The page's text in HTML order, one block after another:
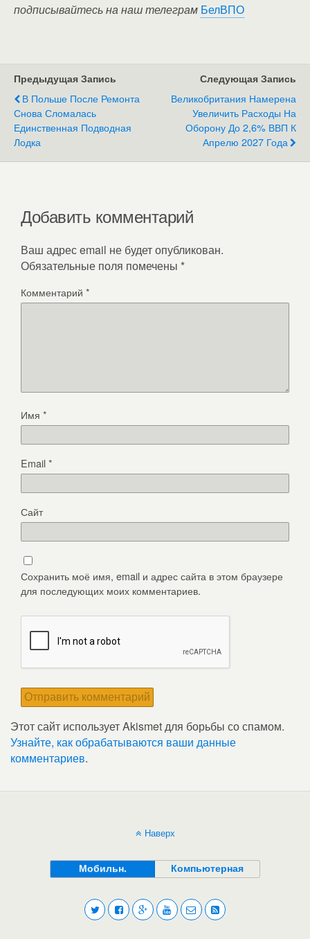
подписывайтесь на наш телеграм БелВПО
Предыдущая Запись
В Польше После Ремонта
Снова Сломалась
Единственная Подводная
Лодка
Следующая Запись
Великобритания Намерена
Увеличить Расходы На
Оборону До 2,6% ВВП К
Апрелю 2027 Года
Добавить комментарий
Ваш адрес email не будет опубликован.
Обязательные поля помечены *
Комментарий *
Имя *
Email*
Сайт
Сохранить моё имя, email и адрес сайта в этом браузере
для последующих моих комментариев.
Этот сайт использует Akismet для борьбы со спамом.
Узнайте, как обрабатываются ваши данные
комментариев.
Наверх
Мобильн. Компьютерная